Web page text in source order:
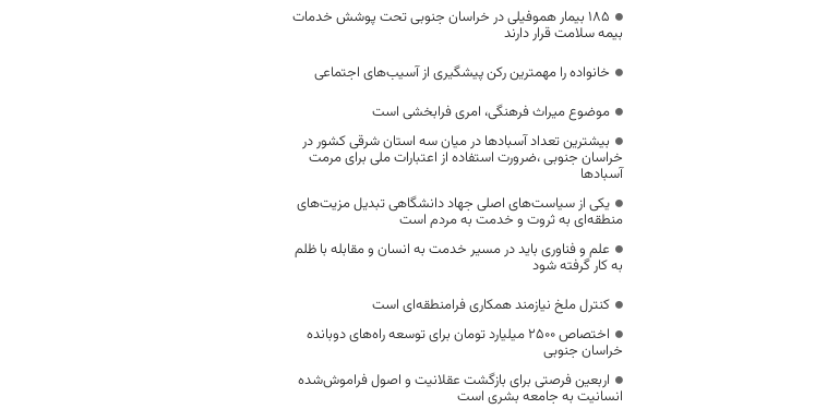
۱۸۵ بیمار هموفیلی در خراسان جنوبی تحت پوشش خدمات
بیمه سلامت قرار دارند
خانواده را مهمترین رکن پیشگیری از آسیب‌های اجتماعی
موضوع میراث فرهنگی، امری فرابخشی است
بیشترین تعداد آسبادها در میان سه استان شرقی کشور در
خراسان جنوبی ،ضرورت استفاده از اعتبارات ملی برای مرمت
آسبادها
یکی از سیاست‌های اصلی جهاد دانشگاهی تبدیل مزیت‌های
منطقه‌ای به ثروت و خدمت به مردم است
علم و فناوری باید در مسیر خدمت به انسان و مقابله با ظلم
به کار گرفته شود
کنترل ملخ نیازمند همکاری فرامنطقه‌ای است
اختصاص 2500 میلیارد تومان برای توسعه راه‌های دوبانده
خراسان جنوبی
اربعین فرصتی برای بازگشت عقلانیت و اصول فراموش‌شده
انسانیت به جامعه بشری است